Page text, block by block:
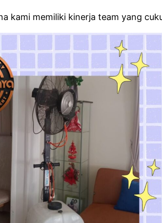
kami memiliki kinerja team yang